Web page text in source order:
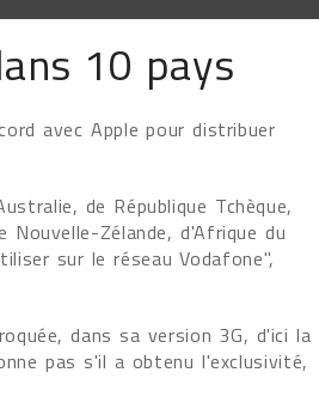
10 pays
avec Apple pour distribuer
de République Tchèque,
Zélande, d'Afrique du
sur le réseau Vodafone",
dans sa version 3G, d'ici la
pas s'il a obtenu l'exclusivité,